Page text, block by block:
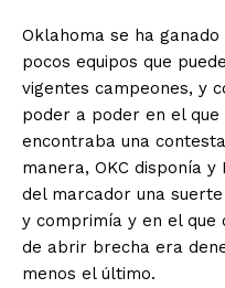
Oklahoma se ha
pocos equipos que
vigentes campeones, y
poder a poder en el que
encontraba una
manera, OKC disponía
del marcador una
y comprimía y en el que
de abrir brecha era
menos el último.